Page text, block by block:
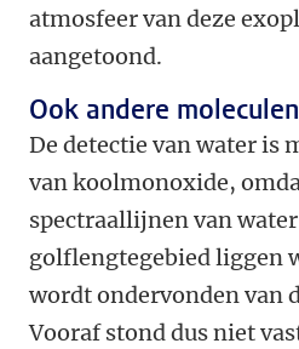
atmosfeer van deze
aangetoond.
Ook andere
De detectie van water is
van koolmonoxide,
spectraallijnen van
golflengtegebied liggen
wordt ondervonden van
Vooraf stond dus niet